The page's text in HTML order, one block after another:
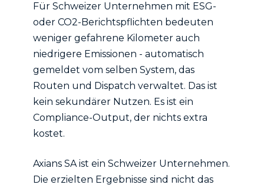
Für Schweizer Unternehmen mit ESG-
oder CO2-Berichtspflichten bedeuten
weniger gefahrene Kilometer auch
niedrigere Emissionen - automatisch
gemeldet vom selben System, das
Routen und Dispatch verwaltet. Das ist
kein sekundärer Nutzen. Es ist ein
Compliance-Output, der nichts extra
kostet.
Axians SA ist ein Schweizer Unternehmen.
Die erzielten Ergebnisse sind nicht das